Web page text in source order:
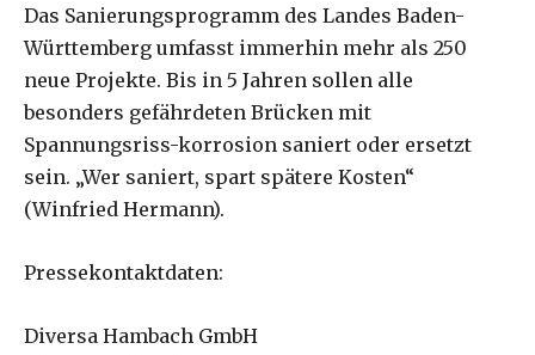
Das Sanierungsprogramm des Landes Baden-
Württemberg umfasst immerhin mehr als 250
neue Projekte. Bis in 5 Jahren sollen alle
besonders gefährdeten Brücken mit
Spannungsriss-korrosion saniert oder ersetzt
sein. „Wer saniert, spart spätere Kosten“
(Winfried Hermann).
Pressekontaktdaten:
Diversa Hambach GmbH